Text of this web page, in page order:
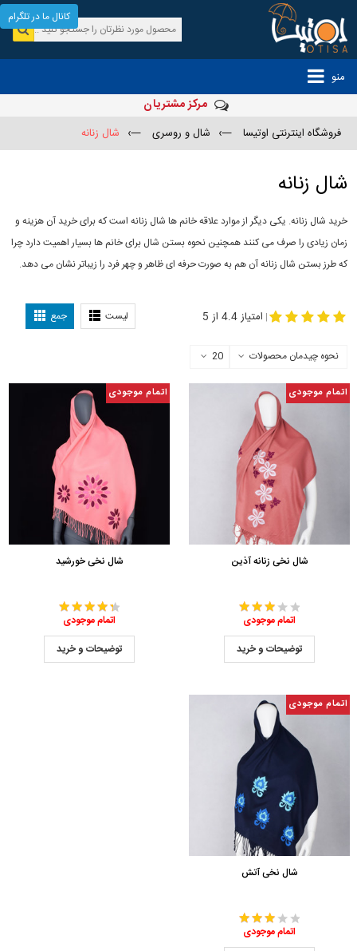
منو
مرکز مشتریان
فروشگاه اینترنتی اوتیسا —› شال و روسری —› شال زنانه
شال زنانه
خرید شال زنانه. یکی دیگر از موارد علاقه خانم ها شال زنانه است که برای خرید آن هزینه و
زمان زیادی را صرف می کنند همچنین نحوه بستن شال برای خانم ها بسیار اهمیت دارد چرا
که طرز بستن شال زنانه آن هم به صورت حرفه ای ظاهر و چهر فرد را زیباتر نشان می دهد.
لیست جمع | امتیاز 4.4 از 5
نحوه چیدمان محصولات 20
اتمام موجودی
شال نخی زنانه آذین
اتمام موجودی
توضیحات و خرید
اتمام موجودی
شال نخی خورشید
اتمام موجودی
توضیحات و خرید
اتمام موجودی
شال نخی آتش
اتمام موجودی
کانال ما در تلگرام